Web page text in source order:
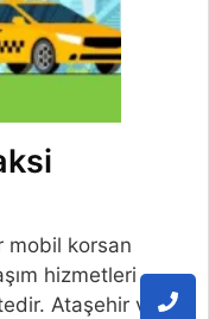
mobil korsan
hizmetleri
Ataşehir ve